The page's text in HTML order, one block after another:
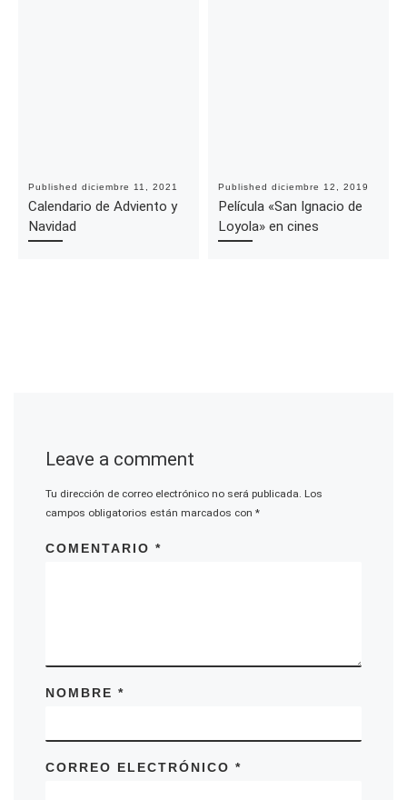
Published diciembre 11, 2021
Calendario de Adviento y
Navidad
Published diciembre 12, 2019
Película «San Ignacio de
Loyola» en cines
Leave a comment
Tu dirección de correo electrónico no será publicada. Los
campos obligatorios están marcados con*
COMENTARIO*
NOMBRE*
CORREO ELECTRÓNICO*